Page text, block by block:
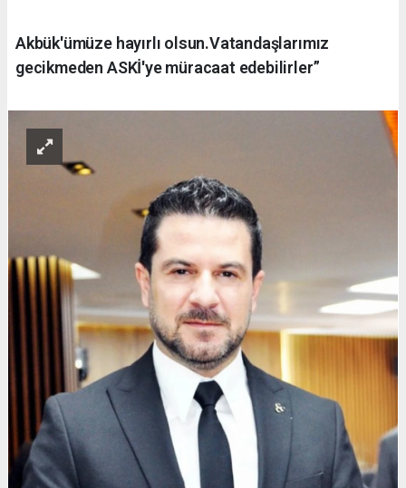
Akbük'ümüze hayırlı olsun.Vatandaşlarımız
gecikmeden ASKİ'ye müracaat edebilirler”